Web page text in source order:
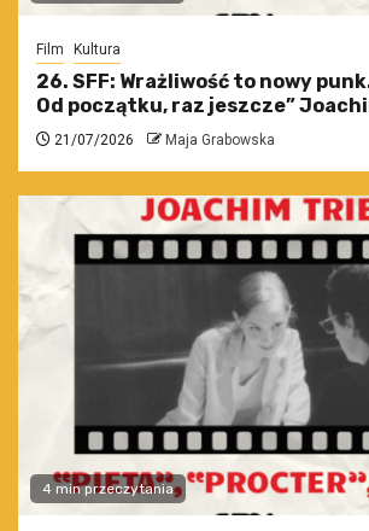
Film Kultura
26. SFF: Wrażliwość to nowy
Od początku, raz jeszcze”
21/07/2026 Maja Grabowska
4 min przeczytania